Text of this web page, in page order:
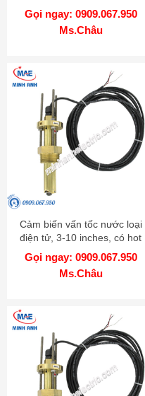
Model RHP-3Nxx
Gọi ngay: 0909.067.950
Ms.Châu
Cảm biến vấn tốc nước loại
điện tử, 3-10 inches, có hot
tap, chất liệu 316 SS - Model
IEFS
Gọi ngay: 0909.067.950
Ms.Châu